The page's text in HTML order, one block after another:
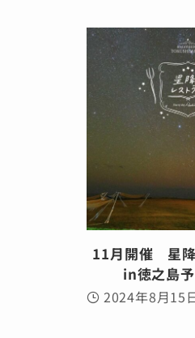
11月開催 星
in徳之島
2024年8月15